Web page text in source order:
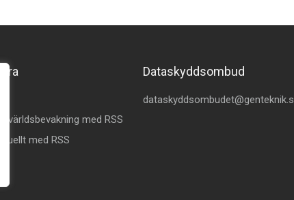
med RSS
med RSS
Dataskyddsombud